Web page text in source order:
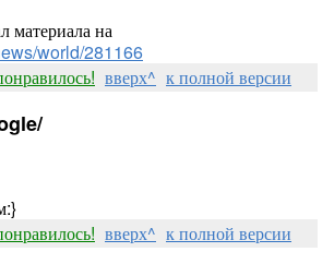
материала на
world/281166
вверх^ к полной версии
вверх^ к полной версии